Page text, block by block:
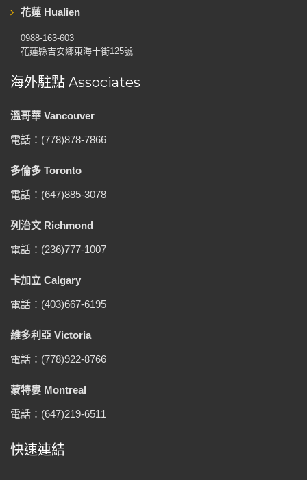
花蓮 Hualien
0988-163-603
花蓮縣吉安鄉東海十街125號
海外駐點 Associates
溫哥華 Vancouver
電話：(778)878-7866
多倫多 Toronto
電話：(647)885-3078
列治文 Richmond
電話：(236)777-1007
卡加立 Calgary
電話：(403)667-6195
維多利亞 Victoria
電話：(778)922-8766
蒙特婁 Montreal
電話：(647)219-6511
快速連結